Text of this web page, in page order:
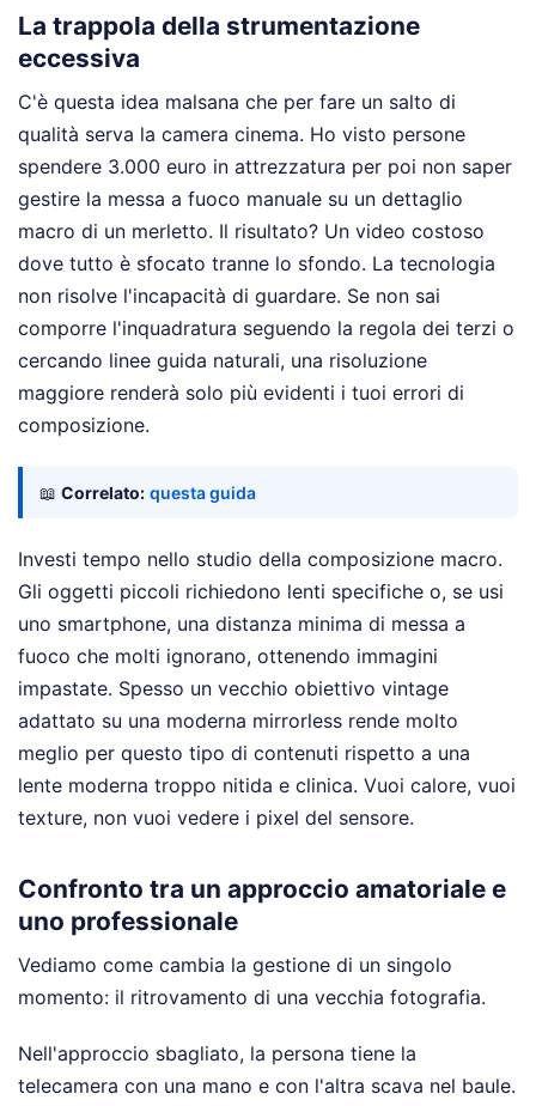
La trappola della strumentazione
eccessiva
C'è questa idea malsana che per fare un salto di
qualità serva la camera cinema. Ho visto persone
spendere 3.000 euro in attrezzatura per poi non saper
gestire la messa a fuoco manuale su un dettaglio
macro di un merletto. Il risultato? Un video costoso
dove tutto è sfocato tranne lo sfondo. La tecnologia
non risolve l'incapacità di guardare. Se non sai
comporre l'inquadratura seguendo la regola dei terzi o
cercando linee guida naturali, una risoluzione
maggiore renderà solo più evidenti i tuoi errori di
composizione.
📖 Correlato: questa guida
Investi tempo nello studio della composizione macro.
Gli oggetti piccoli richiedono lenti specifiche o, se usi
uno smartphone, una distanza minima di messa a
fuoco che molti ignorano, ottenendo immagini
impastate. Spesso un vecchio obiettivo vintage
adattato su una moderna mirrorless rende molto
meglio per questo tipo di contenuti rispetto a una
lente moderna troppo nitida e clinica. Vuoi calore, vuoi
texture, non vuoi vedere i pixel del sensore.
Confronto tra un approccio amatoriale e
uno professionale
Vediamo come cambia la gestione di un singolo
momento: il ritrovamento di una vecchia fotografia.
Nell'approccio sbagliato, la persona tiene la
telecamera con una mano e con l'altra scava nel baule.